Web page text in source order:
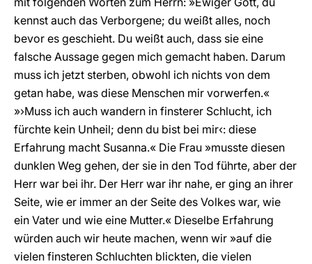
kennst auch das Verborgene; du weißt alles, noch
bevor es geschieht. Du weißt auch, dass sie eine
falsche Aussage gegen mich gemacht haben. Darum
muss ich jetzt sterben, obwohl ich nichts von dem
getan habe, was diese Menschen mir vorwerfen.«
»›Muss ich auch wandern in finsterer Schlucht, ich
fürchte kein Unheil; denn du bist bei mir‹: diese
Erfahrung macht Susanna.« Die Frau »musste diesen
dunklen Weg gehen, der sie in den Tod führte, aber der
Herr war bei ihr. Der Herr war ihr nahe, er ging an ihrer
Seite, wie er immer an der Seite des Volkes war, wie
ein Vater und wie eine Mutter.« Dieselbe Erfahrung
würden auch wir heute machen, wenn wir »auf die
vielen finsteren Schluchten blickten, die vielen